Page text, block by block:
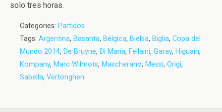
solo tres horas.
Categories: Partidos
Tags: Argentina, Basanta, Bélgica, Bielsa, Biglia, Copa del
Mundo 2014, De Bruyne, Di María, Fellaini, Garay, Higuaín,
Kompany, Marc Wilmots, Mascherano, Messi, Origi,
Sabella, Vertonghen